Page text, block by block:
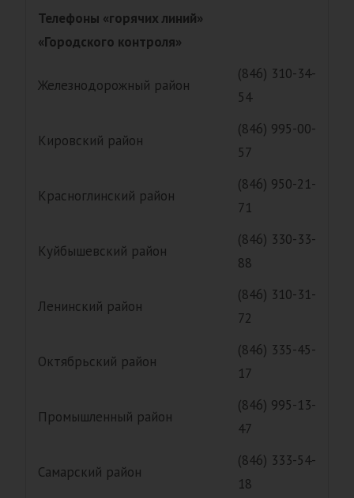
Телефоны «горячих линий»
«Городского контроля»
Железнодорожный район
(846) 310-34-
54
Кировский район
(846) 995-00-
57
Красноглинский район
(846) 950-21-
71
Куйбышевский район
(846) 330-33-
88
Ленинский район
(846) 310-31-
72
Октябрьский район
(846) 335-45-
17
Промышленный район
(846) 995-13-
47
Самарский район
(846) 333-54-
18